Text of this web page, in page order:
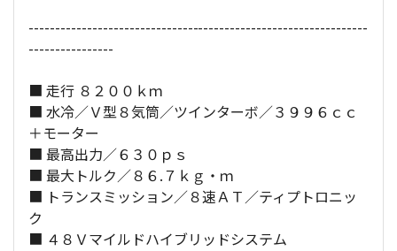
----------------------------------------------------------------
----------------
■ 走行 ８２００ｋｍ
■ 水冷／Ｖ型８気筒／ツインターボ／３９９６ｃｃ
＋モーター
■ 最高出力／６３０ｐｓ
■ 最大トルク／８６.７ｋｇ・ｍ
■ トランスミッション／８速ＡＴ／ティプトロニッ
ク
■ ４８Ｖマイルドハイブリッドシステム